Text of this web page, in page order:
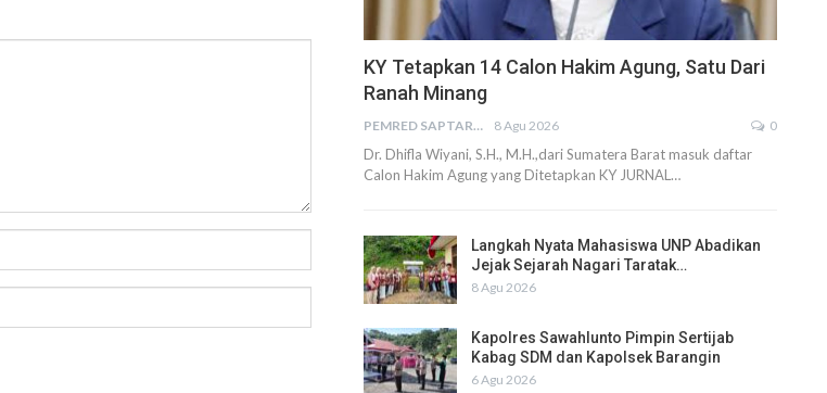
KY Tetapkan 14 Calon Hakim Agung, Satu Dari
Ranah Minang
PEMRED SAPTARIUS 8 Agu 2026 0
Dr. Dhifla Wiyani, S.H., M.H.,dari Sumatera Barat masuk daftar
Calon Hakim Agung yang Ditetapkan KY JURNAL…
Langkah Nyata Mahasiswa UNP Abadikan
Jejak Sejarah Nagari Taratak…
8 Agu 2026
Kapolres Sawahlunto Pimpin Sertijab
Kabag SDM dan Kapolsek Barangin
6 Agu 2026